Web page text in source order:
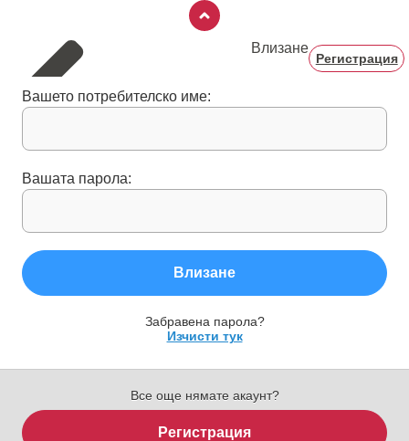
Влизане
Регистрация
Вашето потребителско име:
Вашата парола:
Влизане
Забравена парола?
Изчисти тук
Все още нямате акаунт?
Регистрация